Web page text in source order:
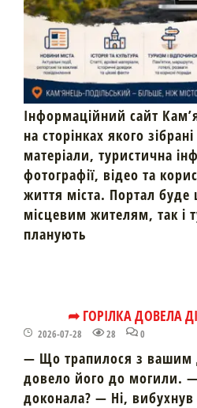
Інформаційний сайт
на сторінках якого
матеріали, туристична
фотографії, відео та
життя міста. Портал буде
місцевим жителям, так і
планують
➦ ГОРІЛКА ДОВЕЛА
2026-07-28 28 0
— Що трапилося з вашим
довело його до могили. —
доконала? — Ні,